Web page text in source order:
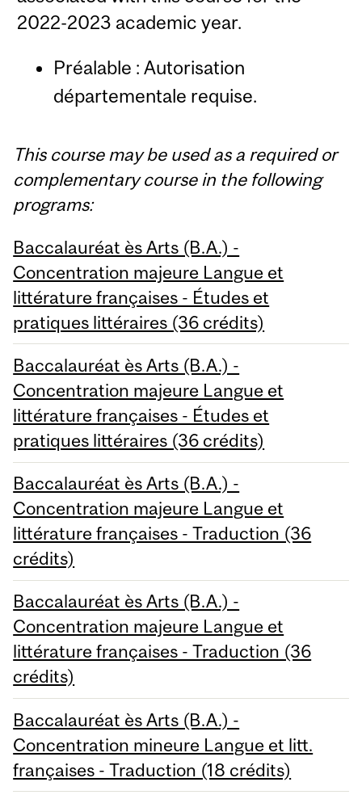
2022-2023 academic year.
Préalable : Autorisation
départementale requise.
This course may be used as a required or
complementary course in the following
programs:
Baccalauréat ès Arts (B.A.) -
Concentration majeure Langue et
littérature françaises - Études et
pratiques littéraires (36 crédits)
Baccalauréat ès Arts (B.A.) -
Concentration majeure Langue et
littérature françaises - Études et
pratiques littéraires (36 crédits)
Baccalauréat ès Arts (B.A.) -
Concentration majeure Langue et
littérature françaises - Traduction (36
crédits)
Baccalauréat ès Arts (B.A.) -
Concentration majeure Langue et
littérature françaises - Traduction (36
crédits)
Baccalauréat ès Arts (B.A.) -
Concentration mineure Langue et litt.
françaises - Traduction (18 crédits)